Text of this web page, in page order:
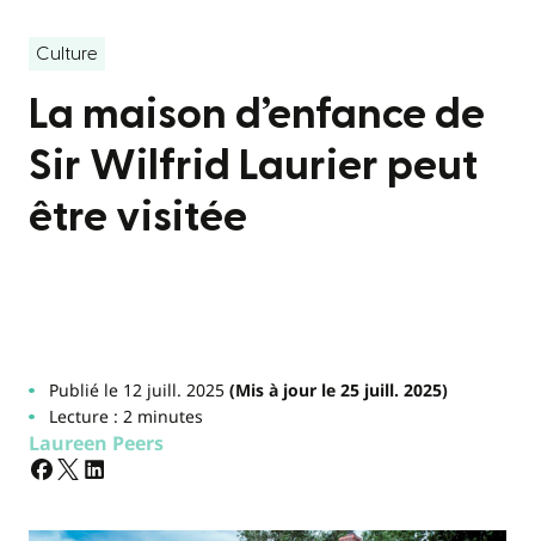
Culture
La maison d’enfance de
Sir Wilfrid Laurier peut
être visitée
Publié le 12 juill. 2025(Mis à jour le 25 juill. 2025)
Lecture : 2 minutes
Laureen Peers